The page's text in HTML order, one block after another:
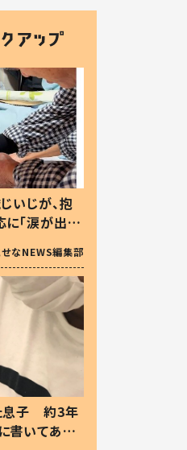
いじが、抱
「涙が出ま
せなNEWS編集部
息子 約3年
書いてあっ